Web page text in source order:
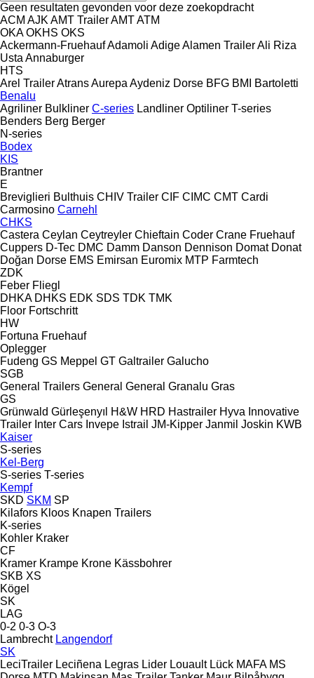
Geen resultaten gevonden voor deze zoekopdracht
ACM AJK AMT TrailerAMTATM
OKA OKHS OKS
Ackermann-FruehaufAdamoli AdigeAlamen TrailerAli Riza
Usta Annaburger
HTS
Arel TrailerAtransAurepa Aydeniz Dorse BFG BMI
Bartoletti
Benalu
Agriliner Bulkliner C-series Landliner Optiliner T-series
Benders Berg Berger
N-series
Bodex
KIS
Brantner
E
Breviglieri Bulthuis CHIV Trailer CIF CIMC CMT Cardi
Carmosino Carnehl
CHKS
Castera Ceylan Ceytreyler Chieftain Coder Crane Fruehauf
Cuppers D-Tec DMC Damm Danson Dennison Domat Donat
Doğan Dorse EMS Emirsan Euromix MTP Farmtech
ZDK
Feber Fliegl
DHKA DHKS EDK SDS TDK TMK
Floor Fortschritt
HW
Fortuna Fruehauf
Oplegger
Fudeng GS Meppel GT Galtrailer Galucho
SGB
General Trailers General General Granalu Gras
GS
Grünwald Gürleşenyıl H&W HRD Hastrailer Hyva Innovative
Trailer Inter Cars Invepe Istrail JM-Kipper Janmil Joskin KWB
Kaiser
S-series
Kel-Berg
S-series T-series
Kempf
SKD SKM SP
Kilafors Kloos Knapen Trailers
K-series
Kohler Kraker
CF
Kramer Krampe Krone Kässbohrer
SKB XS
Kögel
SK
LAG
0-2 0-3 O-3
Lambrecht Langendorf
SK
LeciTrailer Leciñena Legras Lider Louault Lück MAFA MS